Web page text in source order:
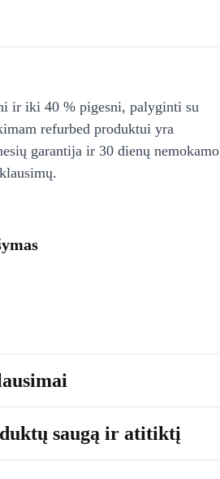
ir iki 40 % pigesni, palyginti su
refurbed produktui yra
garantija ir 30 dienų nemokamo
saugą ir atitiktį